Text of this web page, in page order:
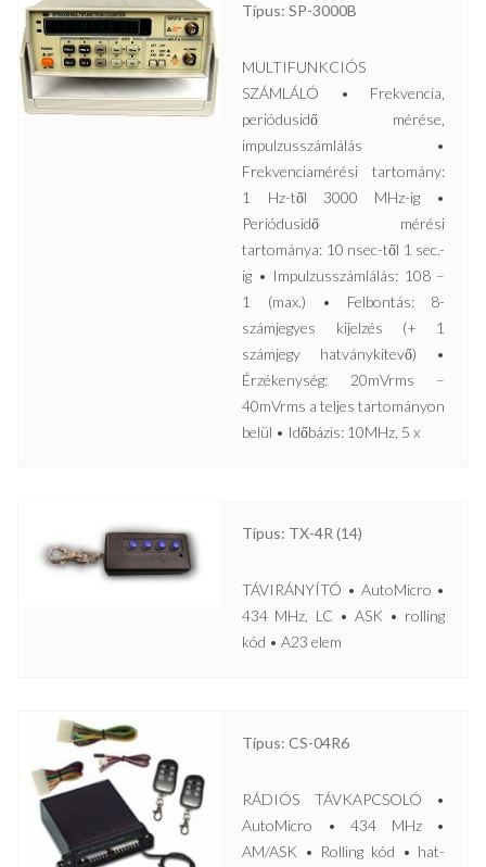
Típus: SP-3000B
MULTIFUNKCIÓS
SZÁMLÁLÓ • Frekvencia,
periódusidő mérése,
impulzusszámlálás •
Frekvenciamérési tartomány:
1 Hz-től 3000 MHz-ig •
Periódusidő mérési
tartománya: 10 nsec-től 1 sec.-
ig • Impulzusszámlálás: 108 –
1 (max.) • Felbontás: 8-
számjegyes kijelzés (+ 1
számjegy hatványkitevő) •
Érzékenység: 20mVrms –
40mVrms a teljes tartományon
belül • Időbázis: 10MHz, 5 x
Típus: TX-4R (14)
TÁVIRÁNYÍTÓ • AutoMicro •
434 MHz, LC • ASK • rolling
kód • A23 elem
Típus: CS-04R6
RÁDIÓS TÁVKAPCSOLÓ •
AutoMicro • 434 MHz •
AM/ASK • Rolling kód • hat-